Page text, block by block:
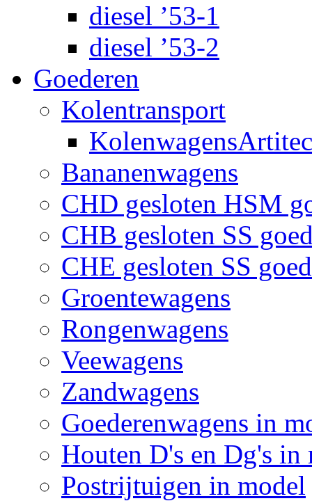
diesel ’53-1
diesel ’53-2
Goederen
Kolentransport
KolenwagensArtitec
Bananenwagens
CHD gesloten HSM
CHB gesloten SS
CHE gesloten SS
Groentewagens
Rongenwagens
Veewagens
Zandwagens
Goederenwagens in
Houten D's en Dg's in
Postrijtuigen in model